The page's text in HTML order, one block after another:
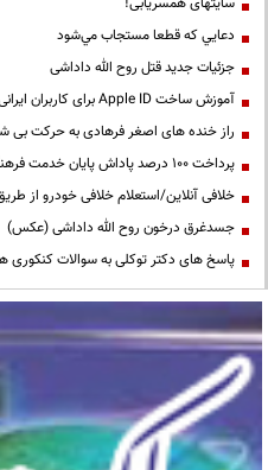
دعايي كه قطعا مستجاب مي‌شود
جزئیات جدید قتل روح الله داداشی
آموزش ساخت Apple ID برای کاربران ایرانی
راز خنده های اصغر فرهادی به حرکت بی
پرداخت ۱۰۰ درصد پاداش پایان خدمت فرهنگیان
خلافی آنلاین/استعلام خلافی خودرو از
جسدغرق درخون روح الله داداشی (عکس)
پاسخ های دکتر توکلی به سوالات کنکوری